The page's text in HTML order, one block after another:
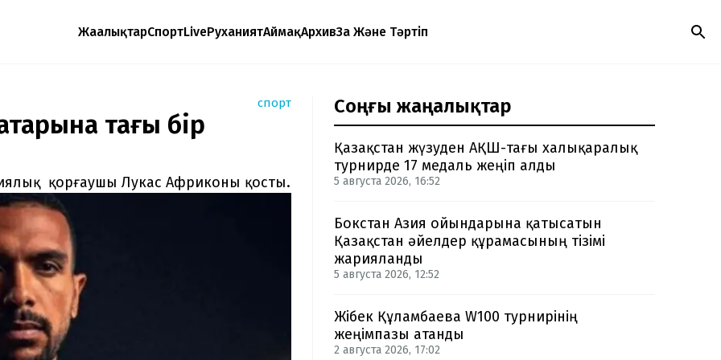
ЖаңалықтарСпортLiveРуханиятАймақАрхивЗаң Және Тәртіп
спорт
тағы бір
қорғаушы Лукас Африконы қосты.
Соңғы жаңалықтар
Қазақстан жүзуден АҚШ-тағы халықаралық
турнирде 17 медаль жеңіп алды
5 августа 2026, 16:52
Бокстан Азия ойындарына қатысатын
Қазақстан әйелдер құрамасының тізімі
жарияланды
5 августа 2026, 12:52
Жібек Құламбаева W100 турнирінің
жеңімпазы атанды
2 августа 2026, 17:02